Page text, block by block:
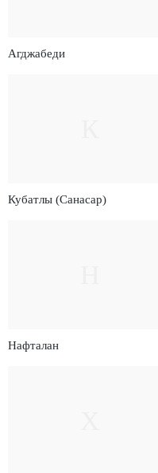
Агджабеди
Кубатлы (Санасар)
Нафталан